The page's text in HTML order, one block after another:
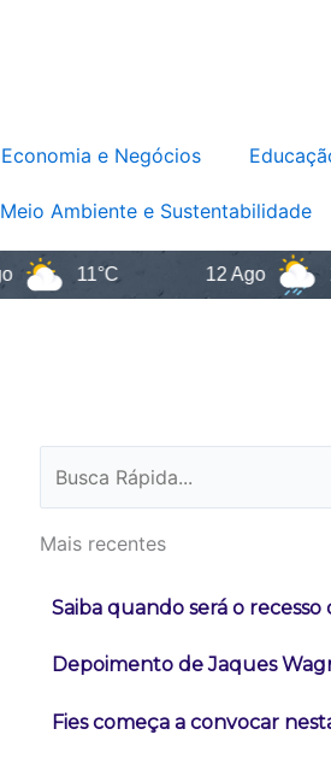
Economia e Negócios
Meio Ambiente e Sustentabilidade
11°C 12 Ago 11°C
Mais recentes
Saiba quando será o
Depoimento de Jaques
Fies começa a convocar